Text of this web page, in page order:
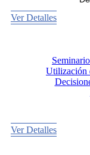
Ver Detalles
Utilización
Ver Detalles